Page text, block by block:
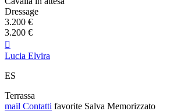
Dressage
3.200 €
3.200 €

Lucia Elvira
ES
Terrassa
mail Contatti favorite Salva Memorizzato